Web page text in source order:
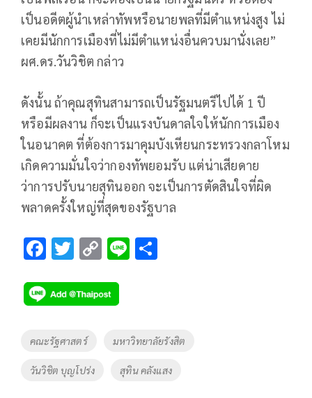
เป็นอดีตผู้นำเหล่าทัพหรือนายพลที่มีตำแหน่งสูง ไม่
เคยมีนักการเมืองที่ไม่มีตำแหน่งอื่นควบมานั่งเลย”
ผศ.ดร.วันวิชิต กล่าว
ดังนั้น ถ้าคุณสุทินสามารถเป็นรัฐมนตรีไปได้ 1 ปี
หรือมีผลงาน ก็จะเป็นแรงบันดาลใจให้นักการเมือง
ในอนาคต ที่ต้องการมาคุมบังเหียนกระทรวงกลาโหม
เกิดความมั่นใจว่ากองทัพยอมรับ แต่น่าเสียดาย
ว่าการปรับนายสุทินออก จะเป็นการตัดสินใจที่ผิด
พลาดครั้งใหญ่ที่สุดของรัฐบาล
F
e
b
o
o
k
T
tt
er
C
p
y
Li
Li
Tags
คณะรัฐศาสตร์ มหาวิทยาลัยรังสิต
วันวิชิต บุญโปร่ง สุทิน คลังแสง